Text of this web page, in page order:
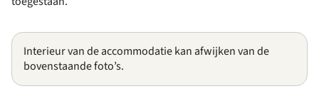
Interieur van de accommodatie kan afwijken van de
bovenstaande foto’s.